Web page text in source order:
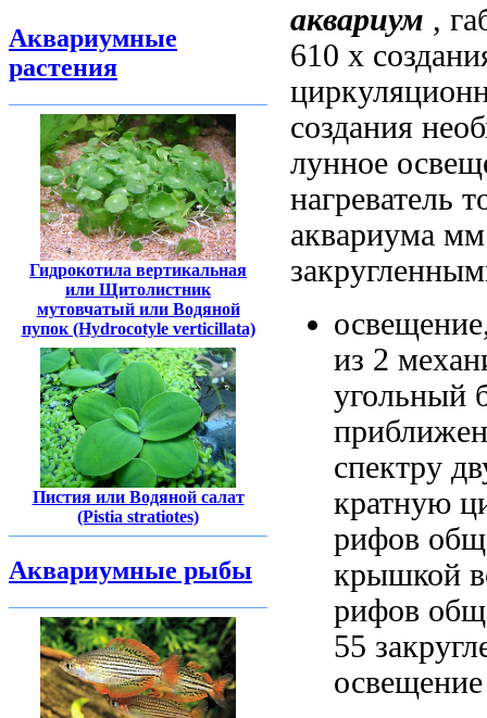
Аквариумные
растения
Гидрокотила вертикальная
или Щитолистник
мутовчатый или Водяной
пупок (Hydrocotyle verticillata)
Пистия или Водяной салат
(Pistia stratiotes)
Аквариумные рыбы
аквариум ,
610 х
создания
лунное
нагреватель
аквариума
из 2
угольный
спектру
кратную
рифов
крышкой
рифов
55